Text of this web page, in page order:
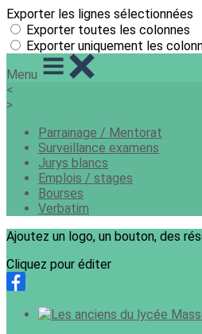
Exporter les lignes sélectionnées
Exporter toutes les colonnes
Exporter uniquement les
Menu
<
>
Parrainage / Mentorat
Surveillance examens
Jurys blancs
Emplois / stages
Bourses
Verbatim
Ajoutez un logo, un bouton, des
Cliquez pour éditer